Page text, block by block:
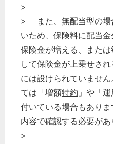
>
> また、無配当型の場
いため、 保険料に配当金
保険金が増える、また
して保険金が上乗せさ
には設けられていませ
ては「増額特約 」や「
付いている場合もあり
内容で確認する必要があ
>